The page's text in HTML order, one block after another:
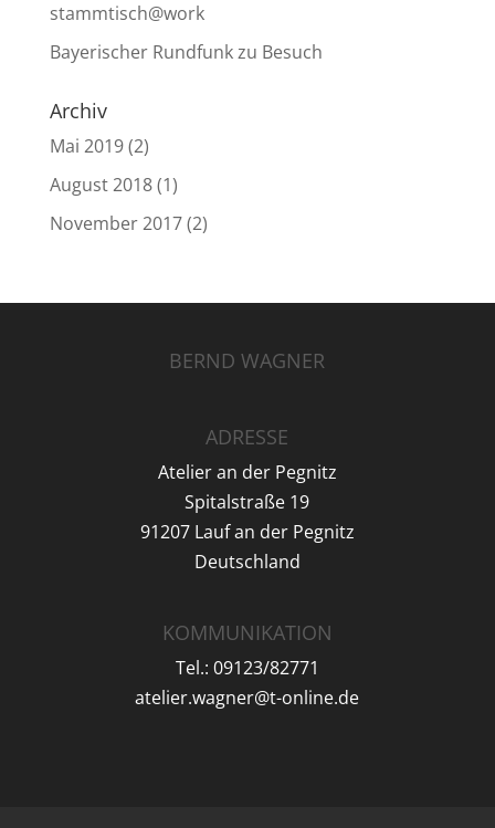
stammtisch@work
Bayerischer Rundfunk zu Besuch
Archiv
Mai 2019(2)
August 2018(1)
November 2017(2)
BERND WAGNER
ADRESSE
Atelier an der Pegnitz
Spitalstraße 19
91207 Lauf an der Pegnitz
Deutschland
KOMMUNIKATION
Tel.: 09123/82771
atelier.wagner@t-online.de